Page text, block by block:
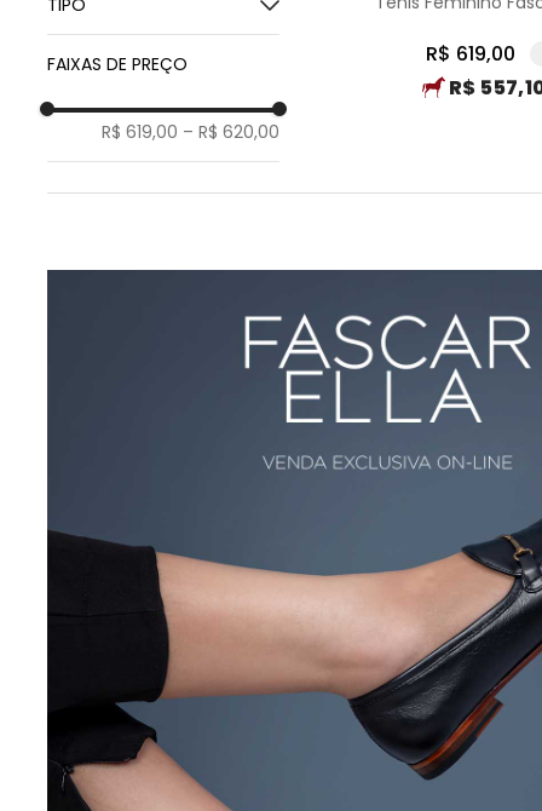
38
TIPO
Couro Camurça
FAIXAS DE PREÇO
R$ 619,00 – R$ 620,00
R$ 619,00
R$ 557,